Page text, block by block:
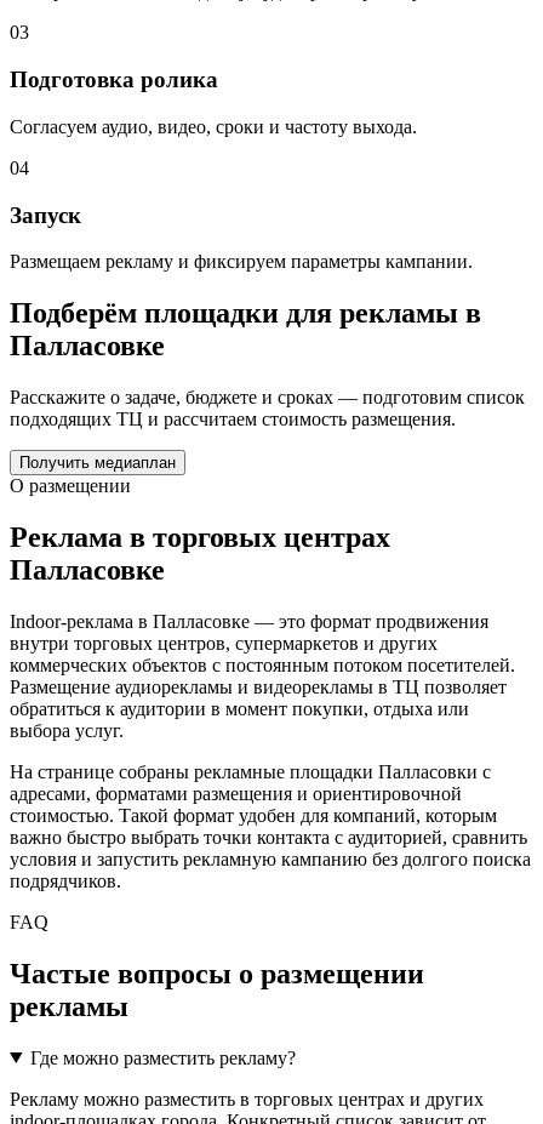
03
Подготовка ролика
Согласуем аудио, видео, сроки и частоту выхода.
04
Запуск
Размещаем рекламу и фиксируем параметры кампании.
Подберём площадки для рекламы в
Палласовке
Расскажите о задаче, бюджете и сроках — подготовим список
подходящих ТЦ и рассчитаем стоимость размещения.
Получить медиаплан
О размещении
Реклама в торговых центрах
Палласовке
Indoor-реклама в Палласовке — это формат продвижения
внутри торговых центров, супермаркетов и других
коммерческих объектов с постоянным потоком посетителей.
Размещение аудиорекламы и видеорекламы в ТЦ позволяет
обратиться к аудитории в момент покупки, отдыха или
выбора услуг.
На странице собраны рекламные площадки Палласовки с
адресами, форматами размещения и ориентировочной
стоимостью. Такой формат удобен для компаний, которым
важно быстро выбрать точки контакта с аудиторией, сравнить
условия и запустить рекламную кампанию без долгого поиска
подрядчиков.
FAQ
Частые вопросы о размещении
рекламы
Где можно разместить рекламу?
Рекламу можно разместить в торговых центрах и других